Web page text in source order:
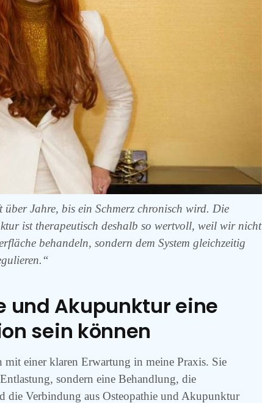
Jahre, bis ein Schmerz chronisch wird. Die
ist therapeutisch deshalb so wertvoll, weil wir nicht
behandeln, sondern dem System gleichzeitig
und Akupunktur eine
sein können
einer klaren Erwartung in meine Praxis. Sie
sondern eine Behandlung, die
die Verbindung aus Osteopathie und Akupunktur